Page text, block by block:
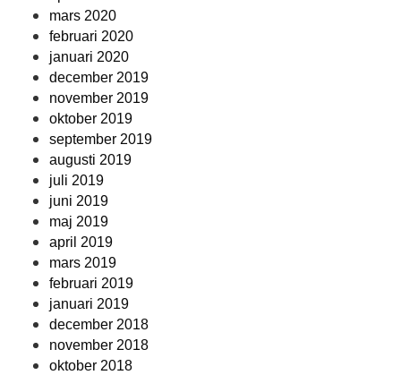
mars 2020
februari 2020
januari 2020
december 2019
november 2019
oktober 2019
september 2019
augusti 2019
juli 2019
juni 2019
maj 2019
april 2019
mars 2019
februari 2019
januari 2019
december 2018
november 2018
oktober 2018